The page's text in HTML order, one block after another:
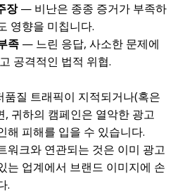
장— 비난은 종종 증거가 부족하
영향을 미칩니다.
족 — 느린 응답, 사소한 문제에
공격적인 법적 위협.
질 트래픽이 지적되거나(혹은
귀하의 캠페인은 열악한 광고
해 피해를 입을 수 있습니다.
워크와 연관되는 것은 이미 광고
는 업계에서 브랜드 이미지에 손
.